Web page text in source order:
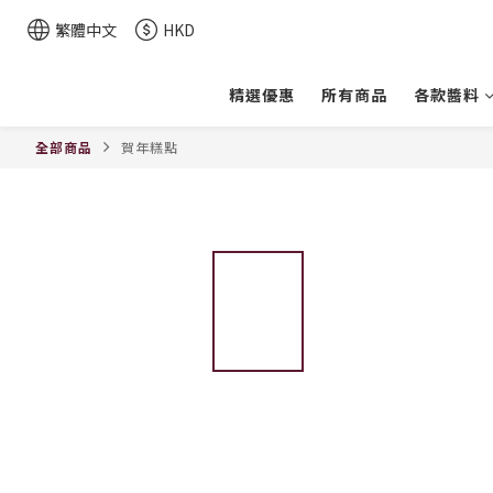
繁體中文 HKD
精選優惠 所有商品 各款醬料
全部商品 賀年糕點